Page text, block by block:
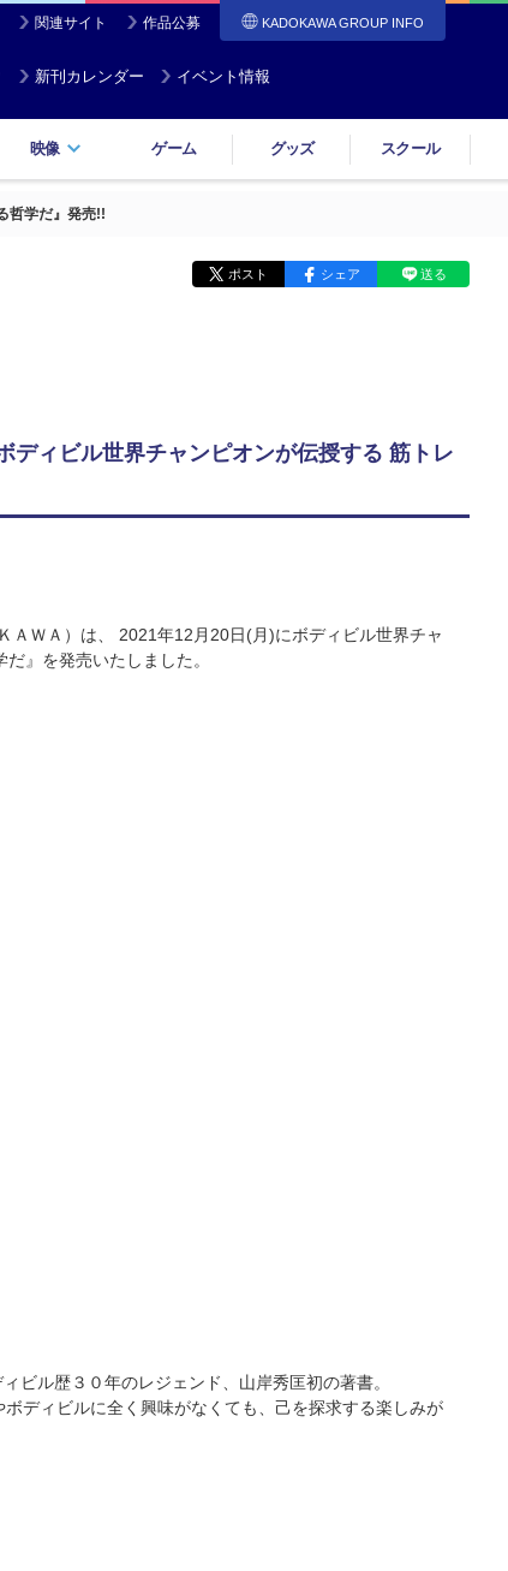
関連サイト 作品公募 KADOKAWA GROUP INFO
新刊カレンダー イベント情報
映像 ゲーム グッズ スクール
哲学だ』発売!!
ポスト シェア 送る
ィビル世界チャンピオンが伝授する 筋トレ
ＡＷＡ）は、 2021年12月20日(月)にボディビル世界チャ
』を発売いたしました。
ビル歴３０年のレジェンド、山岸秀匡初の著書。
ディビルに全く興味がなくても、己を探求する楽しみが